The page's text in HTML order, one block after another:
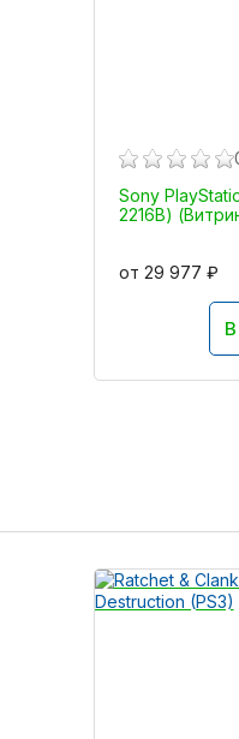
Sony
2216B)
от 29 977 ₽